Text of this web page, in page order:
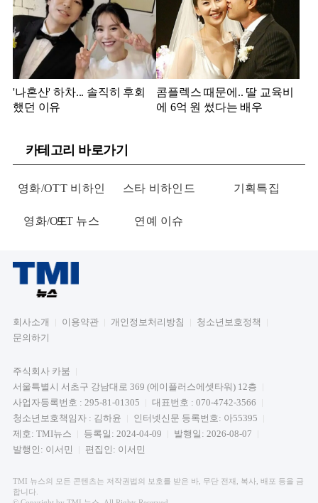
'나혼산' 하차... 솔직히 후회
했던 이유
콤플렉스 때문에.. 딸 교육비
에 6억 원 썼다는 배우
카테고리 바로가기
영화/OTT 비하인
드
스타 비하인드 기획특집
영화/OTT 뉴스 연예 이슈
회사소개 이용약관 개인정보처리방침
청소년보호정책
문의하기
주식회사 카붐
서울특별시 서초구 강남대로 369 (에이플러스에셋타워) 12층
사업자등록번호 : 295-81-01305
대표번호 : 070-4742-3566
청소년보호책임자 : 김하윤
인터넷신문 등록번호: 아55395
제호: TMI뉴스
등록일: 2024-04-09
발행일: 2026-08-07
발행인: 이서민
편집인: 이서민
TMI 뉴스의 모든 콘텐츠는 저작권법의 보호를 받은 바, 무단 전재, 복사, 배포 등을 금
합니다.